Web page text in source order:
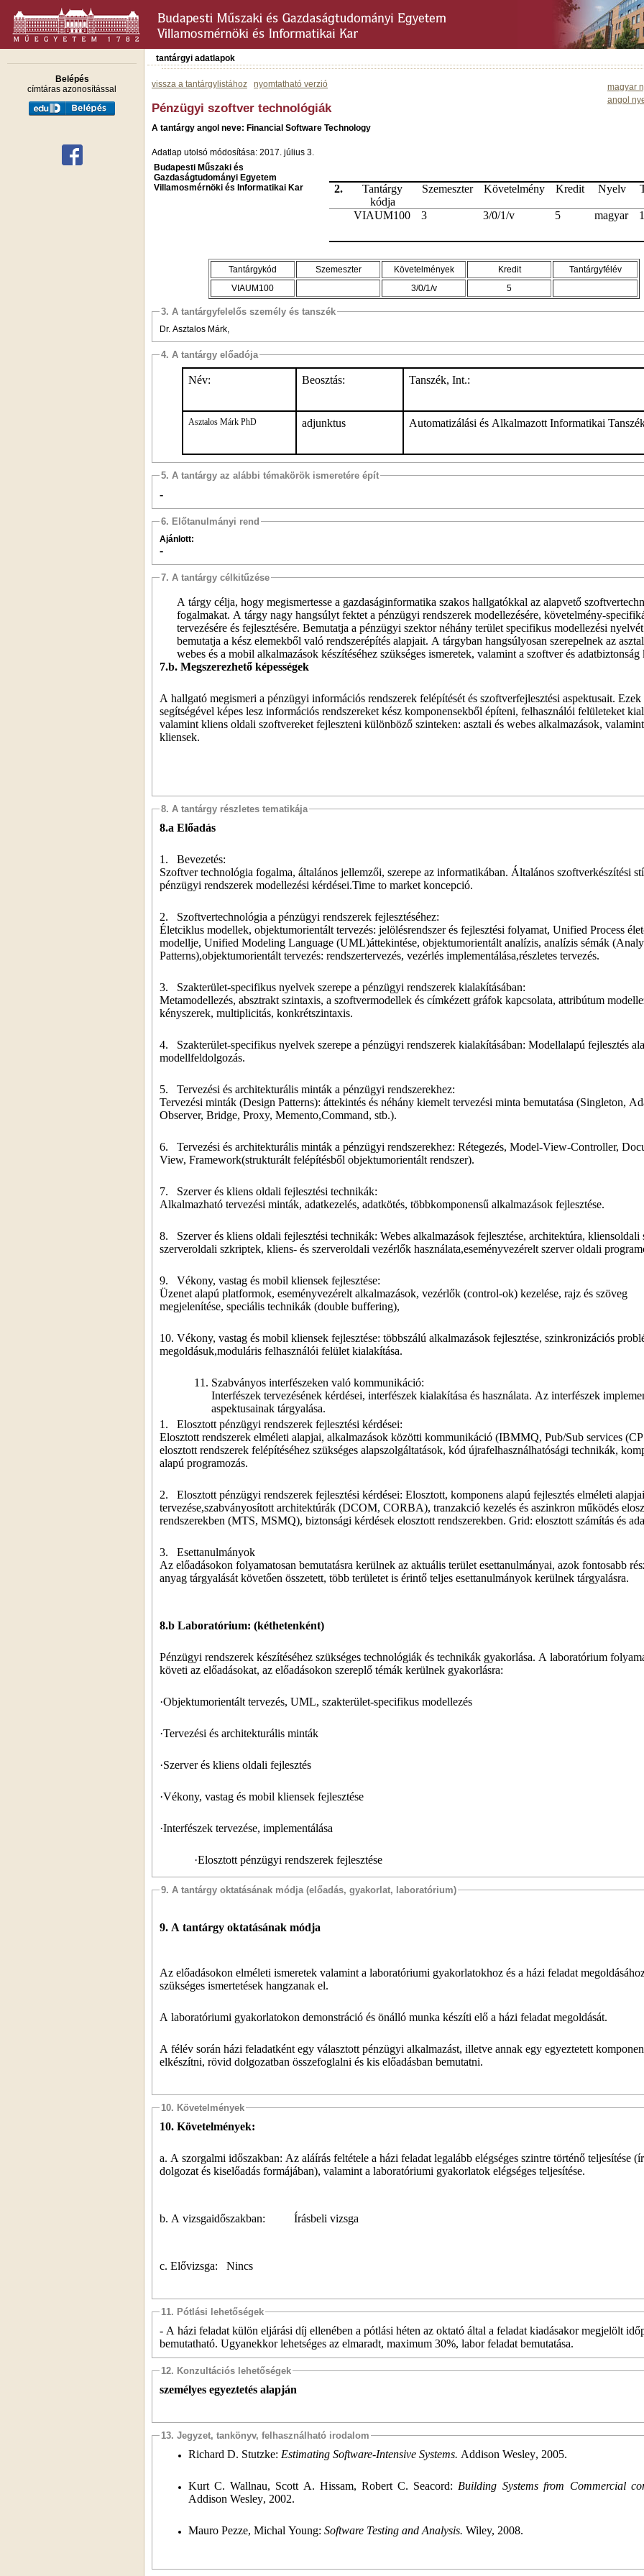
Belépés
címtáras azonosítással
tantárgyi adatlapok
magyar
angol
vissza a tantárgylistához nyomtatható verzió
Pénzügyi szoftver technológiák
A tantárgy angol neve: Financial Software Technology
Adatlap utolsó módosítása: 2017. július 3.
Budapesti Műszaki és
Gazdaságtudományi Egyetem
Villamosmérnöki és Informatikai Kar
2.
Tantárgy
kódja
Szemeszter Követelmény Kredit Nyelv
VIAUM100 3 3/0/1/v 5 magyar
Tantárgykód Szemeszter Követelmények Kredit
Tantárgyfélév
VIAUM100
3/0/1/v 5
3. A tantárgyfelelős személy és tanszék
Dr. Asztalos Márk,
4. A tantárgy előadója
Név: Beosztás: Tanszék, Int.:
Asztalos Márk PhD adjunktus Automatizálási és Alkalmazott Informatikai
5. A tantárgy az alábbi témakörök ismeretére épít
-
6. Előtanulmányi rend
Ajánlott:
-
7. A tantárgy célkitűzése
A tárgy célja, hogy megismertesse a gazdaságinformatika szakos hallgatókkal az alapvető
fogalmakat. A tárgy nagy hangsúlyt fektet a pénzügyi rendszerek modellezésére, követelmény-
tervezésére és fejlesztésére. Bemutatja a pénzügyi szektor néhány terület specifikus modellezési
bemutatja a kész elemekből való rendszerépítés alapjait. A tárgyban hangsúlyosan szerepelnek az
webes és a mobil alkalmazások készítéséhez szükséges ismeretek, valamint a szoftver és adatbiztonság
7.b. Megszerezhető képességek
A hallgató megismeri a pénzügyi információs rendszerek felépítését és szoftverfejlesztési aspektusait. Ezek
segítségével képes lesz információs rendszereket kész komponensekből építeni, felhasználói felületeket
valamint kliens oldali szoftvereket fejleszteni különböző szinteken: asztali és webes alkalmazások,
kliensek.
8. A tantárgy részletes tematikája
8.a Előadás
1.
Bevezetés:
Szoftver technológia fogalma, általános jellemzői, szerepe az informatikában. Általános szoftverkészítési
pénzügyi rendszerek modellezési kérdései.Time to market koncepció.
2.
Szoftvertechnológia a pénzügyi rendszerek fejlesztéséhez:
Életciklus modellek, objektumorientált tervezés: jelölésrendszer és fejlesztési folyamat, Unified Process
modellje, Unified Modeling Language (UML)áttekintése, objektumorientált analízis, analízis sémák
Patterns),objektumorientált tervezés: rendszertervezés, vezérlés implementálása,részletes tervezés.
3.
Szakterület-specifikus nyelvek szerepe a pénzügyi rendszerek kialakításában:
Metamodellezés, absztrakt szintaxis, a szoftvermodellek és címkézett gráfok kapcsolata, attribútum
kényszerek, multiplicitás, konkrétszintaxis.
4.
Szakterület-specifikus nyelvek szerepe a pénzügyi rendszerek kialakításában: Modellalapú fejlesztés
modellfeldolgozás.
5.
Tervezési és architekturális minták a pénzügyi rendszerekhez:
Tervezési minták (Design Patterns): áttekintés és néhány kiemelt tervezési minta bemutatása (Singleton,
Observer, Bridge, Proxy, Memento,Command, stb.).
6.
Tervezési és architekturális minták a pénzügyi rendszerekhez: Rétegezés, Model-View-Controller,
View, Framework(strukturált felépítésből objektumorientált rendszer).
7.
Szerver és kliens oldali fejlesztési technikák:
Alkalmazható tervezési minták, adatkezelés, adatkötés, többkomponensű alkalmazások fejlesztése.
8.
Szerver és kliens oldali fejlesztési technikák: Webes alkalmazások fejlesztése, architektúra, kliensoldali
szerveroldali szkriptek, kliens- és szerveroldali vezérlők használata,eseményvezérelt szerver oldali
9.
Vékony, vastag és mobil kliensek fejlesztése:
Üzenet alapú platformok, eseményvezérelt alkalmazások, vezérlők (control-ok) kezelése, rajz és szöveg
megjelenítése, speciális technikák (double buffering),
10. Vékony, vastag és mobil kliensek fejlesztése: többszálú alkalmazások fejlesztése, szinkronizációs
megoldásuk,moduláris felhasználói felület kialakítása.
11. Szabványos interfészeken való kommunikáció:
Interfészek tervezésének kérdései, interfészek kialakítása és használata. Az interfészek
aspektusainak tárgyalása.
1.
Elosztott pénzügyi rendszerek fejlesztési kérdései:
Elosztott rendszerek elméleti alapjai, alkalmazások közötti kommunikáció (IBMMQ, Pub/Sub services
elosztott rendszerek felépítéséhez szükséges alapszolgáltatások, kód újrafelhasználhatósági technikák,
alapú programozás.
2.
Elosztott pénzügyi rendszerek fejlesztési kérdései: Elosztott, komponens alapú fejlesztés elméleti
tervezése,szabványosított architektúrák (DCOM, CORBA), tranzakció kezelés és aszinkron működés
rendszerekben (MTS, MSMQ), biztonsági kérdések elosztott rendszerekben. Grid: elosztott számítás és
3.
Esettanulmányok
Az előadásokon folyamatosan bemutatásra kerülnek az aktuális terület esettanulmányai, azok fontosabb
anyag tárgyalását követően összetett, több területet is érintő teljes esettanulmányok kerülnek tárgyalásra.
8.b Laboratórium: (kéthetenként)
Pénzügyi rendszerek készítéséhez szükséges technológiák és technikák gyakorlása. A laboratórium
követi az előadásokat, az előadásokon szereplő témák kerülnek gyakorlásra:
·Objektumorientált tervezés, UML, szakterület-specifikus modellezés
·Tervezési és architekturális minták
·Szerver és kliens oldali fejlesztés
·Vékony, vastag és mobil kliensek fejlesztése
·Interfészek tervezése, implementálása
·Elosztott pénzügyi rendszerek fejlesztése
9. A tantárgy oktatásának módja (előadás, gyakorlat, laboratórium)
9. A tantárgy oktatásának módja
Az előadásokon elméleti ismeretek valamint a laboratóriumi gyakorlatokhoz és a házi feladat
szükséges ismertetések hangzanak el.
A laboratóriumi gyakorlatokon demonstráció és önálló munka készíti elő a házi feladat megoldását.
A félév során házi feladatként egy választott pénzügyi alkalmazást, illetve annak egy egyeztetett
elkészítni, rövid dolgozatban összefoglalni és kis előadásban bemutatni.
10. Követelmények
10. Követelmények:
a. A szorgalmi időszakban: Az aláírás feltétele a házi feladat legalább elégséges szintre történő teljesítése
dolgozat és kiselőadás formájában), valamint a laboratóriumi gyakorlatok elégséges teljesítése.
b. A vizsgaidőszakban: Írásbeli vizsga
c. Elővizsga: Nincs
11. Pótlási lehetőségek
- A házi feladat külön eljárási díj ellenében a pótlási héten az oktató által a feladat kiadásakor megjelölt
bemutatható. Ugyanekkor lehetséges az elmaradt, maximum 30%, labor feladat bemutatása.
12. Konzultációs lehetőségek
személyes egyeztetés alapján
13. Jegyzet, tankönyv, felhasználható irodalom
Richard D. Stutzke: Estimating Software-Intensive Systems. Addison Wesley, 2005.
Kurt C. Wallnau, Scott A. Hissam, Robert C. Seacord: Building Systems from Commercial
Addison Wesley, 2002.
Mauro Pezze, Michal Young: Software Testing and Analysis. Wiley, 2008.